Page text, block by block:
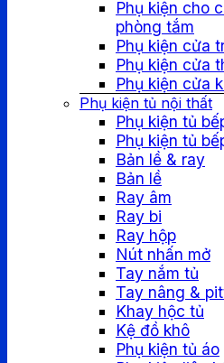
Phụ kiện cho
phòng tắm
Phụ kiện cửa
Phụ kiện cửa
Phụ kiện cửa
Phụ kiện tủ nội thất
Phụ kiện tủ
Phụ kiện tủ
Bản lề & ray
Bản lề
Ray âm
Ray bi
Ray hộp
Nút nhấn mở
Tay nắm tủ
Tay nâng &
Khay hộc tủ
Kệ đồ khô
Phụ kiện tủ áo